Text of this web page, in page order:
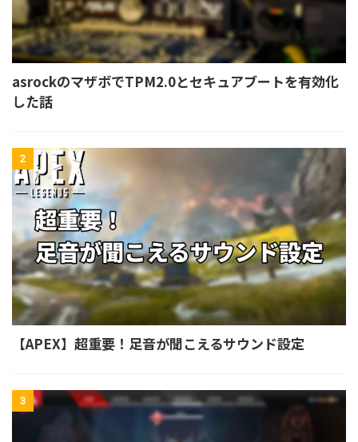
asrockのマザボでTPM2.0とセキュアブートを有効化
した話
2
【APEX】超重要！足音が聞こえるサウンド設定
3